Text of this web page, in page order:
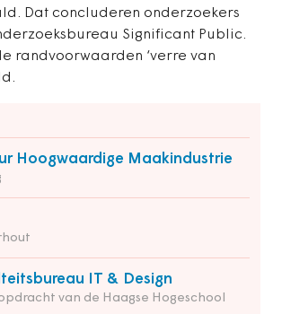
Dat concluderen onderzoekers
Significant Public.
randvoorwaarden ‘verre van
Hoogwaardige Maakindustrie
IT & Design
van de Haagse Hogeschool